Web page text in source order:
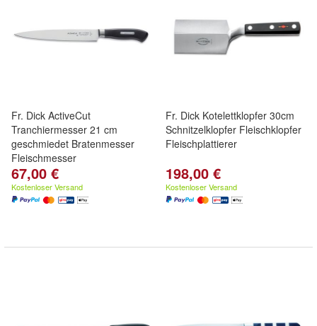
Fr. Dick ActiveCut
Tranchiermesser 21 cm
geschmiedet Bratenmesser
Fleischmesser
67,00 €
Kostenloser Versand
Fr. Dick Kotelettklopfer 30cm
Schnitzelklopfer Fleischklopfer
Fleischplattierer
198,00 €
Kostenloser Versand